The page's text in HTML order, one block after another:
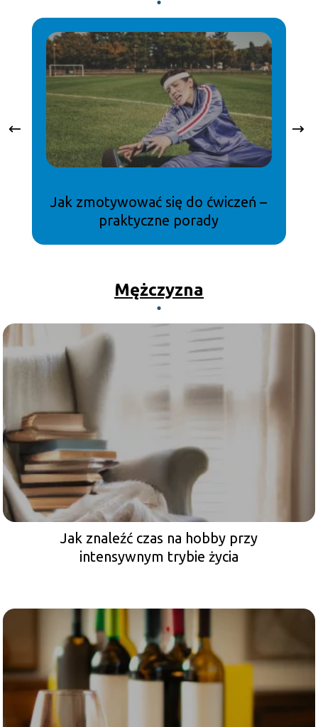
Jak zmotywować się do ćwiczeń –
praktyczne porady
Mężczyzna
Jak znaleźć czas na hobby przy
intensywnym trybie życia